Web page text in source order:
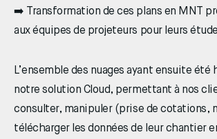
➡️ Transformation de ces plans en MNT
aux équipes de projeteurs pour leurs
L’ensemble des nuages ayant ensuite été
notre solution Cloud, permettant à nos
consulter, manipuler (prise de cotations,
télécharger les données de leur chantier